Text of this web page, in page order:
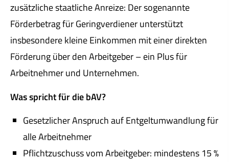
zusätzliche staatliche Anreize: Der sogenannte
Förderbetrag für Geringverdiener unterstützt
insbesondere kleine Einkommen mit einer direkten
Förderung über den Arbeitgeber – ein Plus für
Arbeitnehmer und Unternehmen.
Was spricht für die bAV?
Gesetzlicher Anspruch auf Entgeltumwandlung für
alle Arbeitnehmer
Pflichtzuschuss vom Arbeitgeber: mindestens 15 %